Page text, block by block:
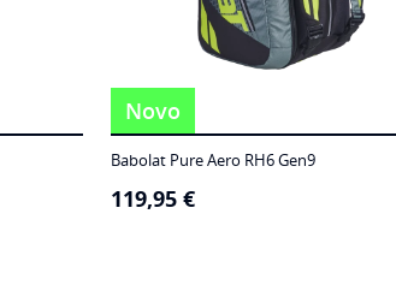
Novo
Babolat Pure Aero RH6 Gen9
119,95€